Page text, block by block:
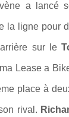
a lancé
la ligne pour
sur le
Lease a
place à
rival.